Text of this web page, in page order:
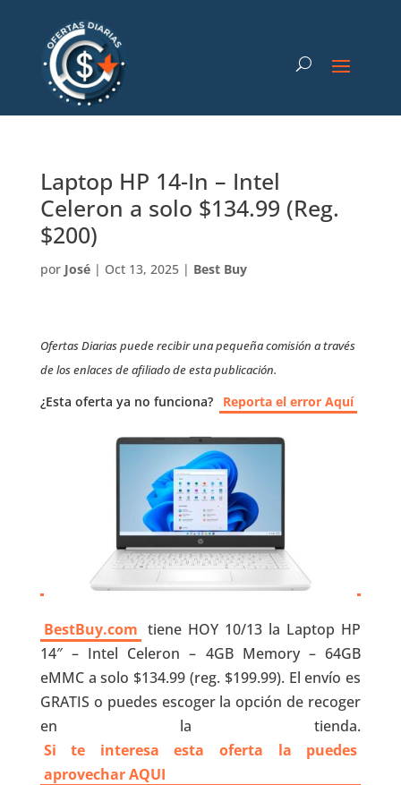
Laptop HP 14-In – Intel
Celeron a solo $134.99 (Reg.
$200)
por José| Oct 13, 2025| Best Buy
Ofertas Diarias puede recibir una pequeña comisión a través
de los enlaces de afiliado de esta publicación.
¿Esta oferta ya no funciona? Reporta el error Aquí
BestBuy.com tiene HOY 10/13 la Laptop HP
14″ – Intel Celeron – 4GB Memory – 64GB
eMMC a solo $134.99 (reg. $199.99). El envío es
GRATIS o puedes escoger la opción de recoger
en la tienda.
Si te interesa esta oferta la puedes
aprovechar AQUI